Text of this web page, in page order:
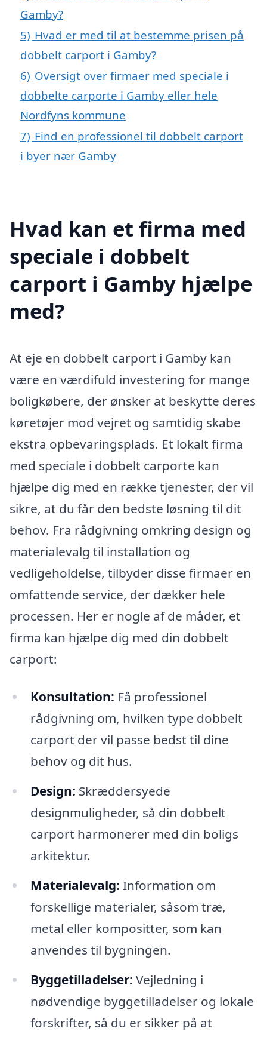
Gamby?
5) Hvad er med til at bestemme prisen på
dobbelt carport i Gamby?
6) Oversigt over firmaer med speciale i
dobbelte carporte i Gamby eller hele
Nordfyns kommune
7) Find en professionel til dobbelt carport
i byer nær Gamby
Hvad kan et firma med
speciale i dobbelt
carport i Gamby hjælpe
med?
At eje en dobbelt carport i Gamby kan
være en værdifuld investering for mange
boligkøbere, der ønsker at beskytte deres
køretøjer mod vejret og samtidig skabe
ekstra opbevaringsplads. Et lokalt firma
med speciale i dobbelt carporte kan
hjælpe dig med en række tjenester, der vil
sikre, at du får den bedste løsning til dit
behov. Fra rådgivning omkring design og
materialevalg til installation og
vedligeholdelse, tilbyder disse firmaer en
omfattende service, der dækker hele
processen. Her er nogle af de måder, et
firma kan hjælpe dig med din dobbelt
carport:
Konsultation: Få professionel
rådgivning om, hvilken type dobbelt
carport der vil passe bedst til dine
behov og dit hus.
Design: Skræddersyede
designmuligheder, så din dobbelt
carport harmonerer med din boligs
arkitektur.
Materialevalg: Information om
forskellige materialer, såsom træ,
metal eller kompositter, som kan
anvendes til bygningen.
Byggetilladelser: Vejledning i
nødvendige byggetilladelser og lokale
forskrifter, så du er sikker på at